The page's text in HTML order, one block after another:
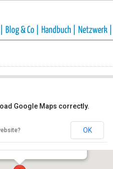
Blog & Co | Handbuch | Netzwerk |
Google Maps correctly.
OK